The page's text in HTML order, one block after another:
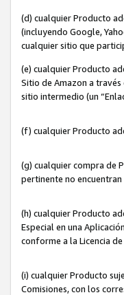
(d) cualquier Producto
(incluyendo Google,
cualquier sitio que
(e) cualquier Producto
Sitio de Amazon a
sitio intermedio (un
(f) cualquier Producto
(g) cualquier compra de
pertinente no
(h) cualquier Producto
Especial en una
conforme a la Licencia
(i) cualquier Producto
Comisiones, con los